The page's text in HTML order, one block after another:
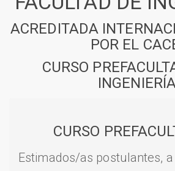
ACREDITADA
POR EL
CURSO
CURSO
Estimados/as postulantes,